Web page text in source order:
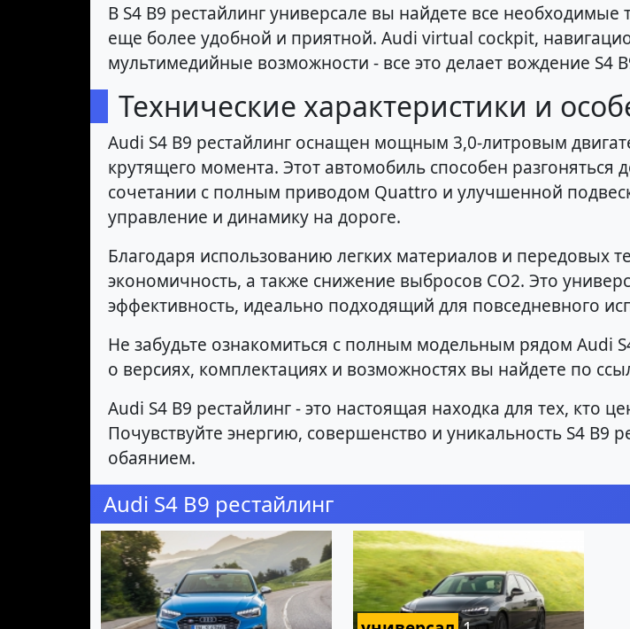
В S4 B9 рестайлинг универсале вы найдете все
еще более удобной и приятной. Audi virtual cockpit,
мультимедийные возможности - все это делает вождение S4
Технические характеристики и
Audi S4 B9 рестайлинг оснащен мощным 3,0-литровым
крутящего момента. Этот автомобиль способен разгоняться
сочетании с полным приводом Quattro и улучшенной
управление и динамику на дороге.
Благодаря использованию легких материалов и передовых
экономичность, а также снижение выбросов CO2. Это
эффективность, идеально подходящий для повседневного
Не забудьте ознакомиться с полным модельным рядом Audi
о версиях, комплектациях и возможностях вы найдете по
Audi S4 B9 рестайлинг - это настоящая находка для тех,
Почувствуйте энергию, совершенство и уникальность S4 B9
обаянием.
Audi S4 B9 рестайлинг